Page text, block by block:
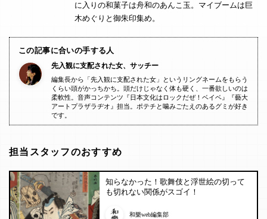
に入りの和菓子は舟和のあんこ玉。マイブームは巨
木めぐりと御朱印集め。
この記事に合いの手する人
先入観に支配された女、サッチー
編集長から「先入観に支配された女」というリングネームをもらう
くらい頭がかっちかち。頭だけじゃなく体も硬く、一番欲しいのは
柔軟性。音声コンテンツ『日本文化はロックだぜ！ベイベ』『藝大
アートプラザラヂオ』担当。ポテチと噛みごたえのあるグミが好き
です。
担当スタッフのおすすめ
知らなかった！歌舞伎と浮世絵の切って
も切れない関係がスゴイ！
和樂web編集部